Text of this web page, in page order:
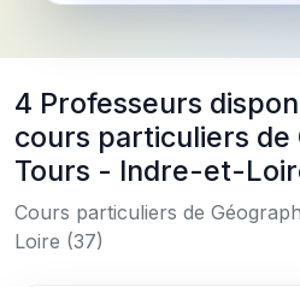
4 Professeurs
cours particuliers de
Tours - Indre-et-
Cours particuliers de
Loire (37)